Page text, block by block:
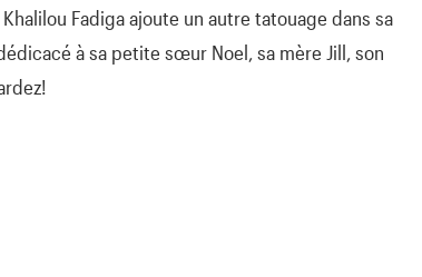
Fadiga ajoute un autre tatouage dans sa
à sa petite sœur Noel, sa mère Jill, son